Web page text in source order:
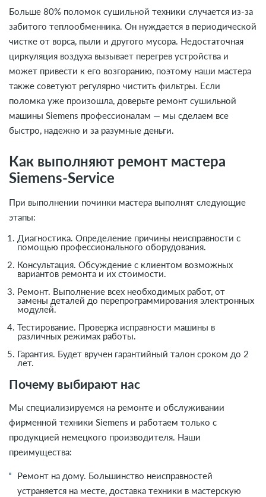
Больше 80% поломок сушильной техники случается из-за
забитого теплообменника. Он нуждается в периодической
чистке от ворса, пыли и другого мусора. Недостаточная
циркуляция воздуха вызывает перегрев устройства и
может привести к его возгоранию, поэтому наши мастера
также советуют регулярно чистить фильтры. Если
поломка уже произошла, доверьте ремонт сушильной
машины Siemens профессионалам — мы сделаем все
быстро, надежно и за разумные деньги.
Как выполняют ремонт мастера
Siemens-Service
При выполнении починки мастера выполнят следующие
этапы:
Диагностика. Определение причины неисправности с
помощью профессионального оборудования.
Консультация. Обсуждение с клиентом возможных
вариантов ремонта и их стоимости.
Ремонт. Выполнение всех необходимых работ, от
замены деталей до перепрограммирования электронных
модулей.
Тестирование. Проверка исправности машины в
различных режимах работы.
Гарантия. Будет вручен гарантийный талон сроком до 2
лет.
Почему выбирают нас
Мы специализируемся на ремонте и обслуживании
фирменной техники Siemens и работаем только с
продукцией немецкого производителя. Наши
преимущества:
Ремонт на дому. Большинство неисправностей
устраняется на месте, доставка техники в мастерскую